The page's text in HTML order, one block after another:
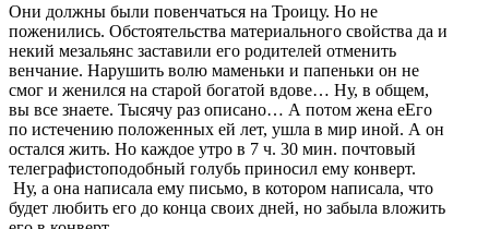
Они должны были повенчаться на Троицу. Но не
поженились. Обстоятельства материального свойства да и
некий мезальянс заставили его родителей отменить
венчание. Нарушить волю маменьки и папеньки он не
смог и женился на старой богатой вдове… Ну, в общем,
вы все знаете. Тысячу раз описано… А потом жена еЕго
по истечению положенных ей лет, ушла в мир иной. А он
остался жить. Но каждое утро в 7 ч. 30 мин. почтовый
телеграфистоподобный голубь приносил ему конверт.
Ну, а она написала ему письмо, в котором написала, что
будет любить его до конца своих дней, но забыла вложить